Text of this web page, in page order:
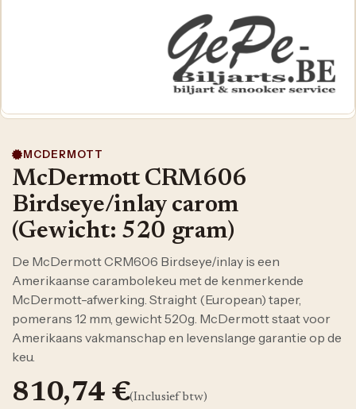
MCDERMOTT
McDermott CRM606
Birdseye/inlay carom
(Gewicht: 520 gram)
De McDermott CRM606 Birdseye/inlay is een
Amerikaanse carambolekeu met de kenmerkende
McDermott-afwerking. Straight (European) taper,
pomerans 12 mm, gewicht 520g. McDermott staat voor
Amerikaans vakmanschap en levenslange garantie op de
keu.
810,74 €(Inclusief btw)